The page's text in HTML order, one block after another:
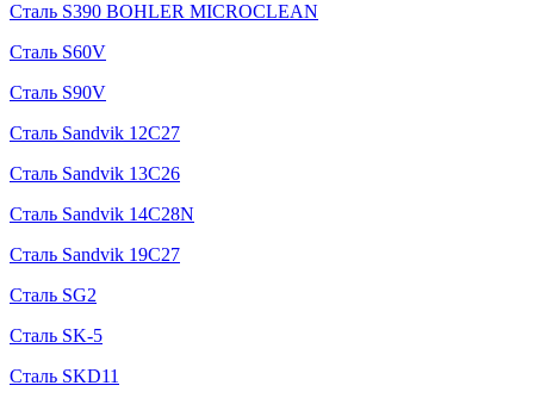
Сталь S390 BOHLER MICROCLEAN
Сталь S60V
Сталь S90V
Сталь Sandvik 12C27
Сталь Sandvik 13C26
Сталь Sandvik 14C28N
Сталь Sandvik 19C27
Сталь SG2
Сталь SK-5
Сталь SKD11